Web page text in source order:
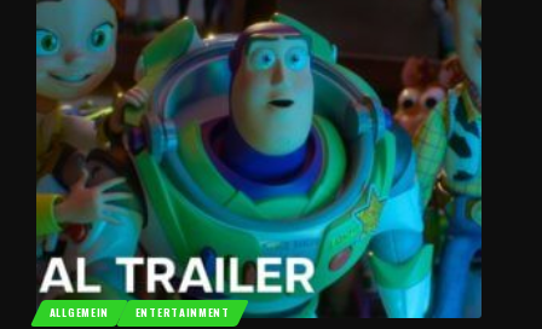
ALLGEMEIN ENTERTAINMENT